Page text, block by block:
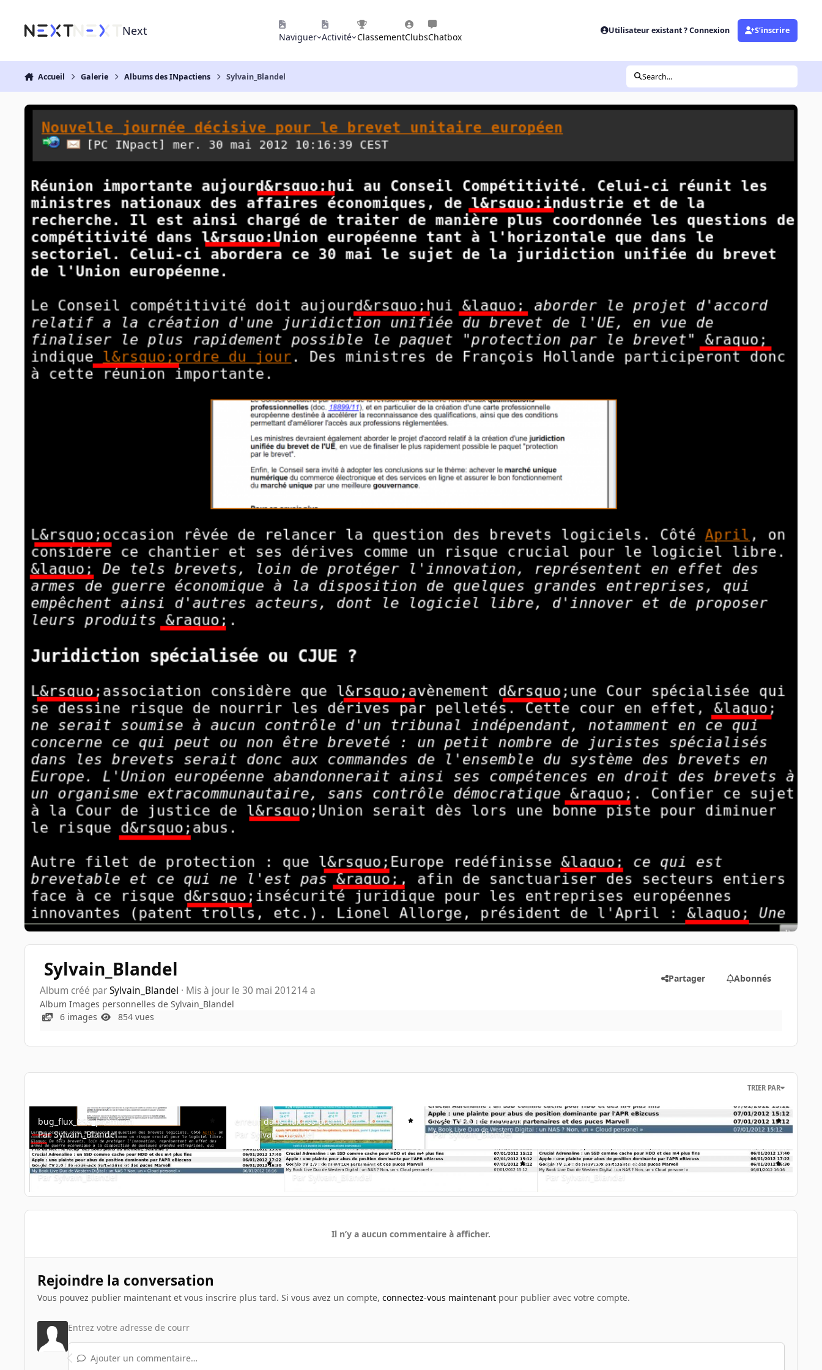
Next Naviguer Activité ClassementClubsChatbox
Utilisateur existant ? Connexion S’inscrire
Accueil Galerie Albums des INpactiens Sylvain_Blandel Search...
Sylvain_Blandel
Album créé parSylvain_Blandel · Mis à jour le 30 mai 201214 a
Partager Abonnés
Album Images personnelles de Sylvain_Blandel
6 images
854 vues
TRIER PAR
bug_flux_RSS_premium
bug_flux_RSS_premium
ParSylvain_Blandel
erreur dans flux rss premium
erreur dans flux rss premium
Par Sylvain_Blandel
Rss actualites normal 2
Rss actualites normal 2
ParSylvain_Blandel
Rss actualites premium 2
Rss actualites premium 2
ParSylvain_Blandel
Rss actualites normal 1
Rss actualites normal 1
Par
Sylvain_Blandel
Rss actualites premium 1
Rss actualites premium 1
Par
Sylvain_Blandel
Il n’y a aucun commentaire à afficher.
Rejoindre la conversation
Vous pouvez publier maintenant et vous inscrire plus tard. Si vous avez un compte, connectez-vous maintenantpour publier avec votre compte.
Ajouter un commentaire…